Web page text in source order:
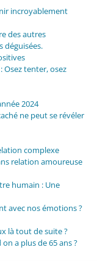
incroyablement
des autres
déguisées.
Osez tenter, osez
2024
ne peut se révéler
complexe
relation amoureuse
humain : Une
avec nos émotions ?
là tout de suite ?
a plus de 65 ans ?